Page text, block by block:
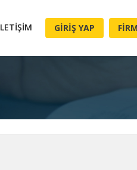
GIRIŞ YAP